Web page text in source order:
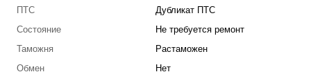
ПТС
Дубликат ПТС
Состояние
Не требуется ремонт
Таможня
Растаможен
Обмен
Нет